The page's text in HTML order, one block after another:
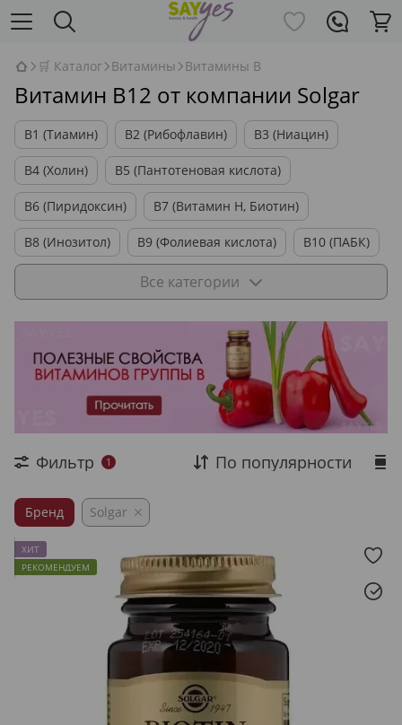
🛒 Каталог Витамины Витамины В
Витамин В12 от компании Solgar
B1 (Тиамин) B2 (Рибофлавин) B3 (Ниацин)
B4 (Холин) B5 (Пантотеновая кислота)
B6 (Пиридоксин) B7 (Витамин H, Биотин)
B8 (Инозитол) B9 (Фолиевая кислота) B10 (ПАБК)
B12 (Цианокобаламин) B15 (Пангамовая кислота)
Все категории
Фильтр 1 По популярности
Бренд Solgar
ХИТ
РЕКОМЕНДУЕМ